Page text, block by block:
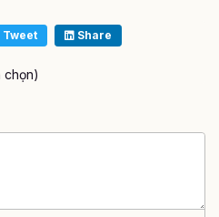
Tweet Share
chọn)